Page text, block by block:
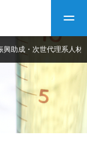
興助成・次世代理系人材